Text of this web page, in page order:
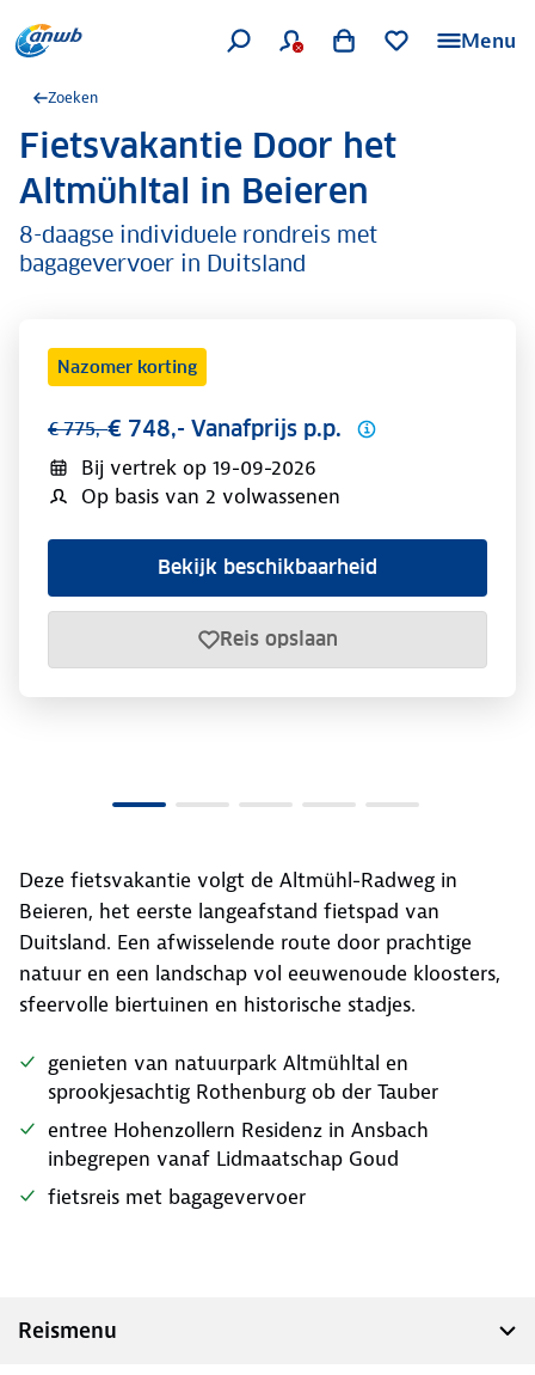
Menu
Zoeken
.Fietsvakantie Door het
Altmühltal in Beieren
8-daagse individuele rondreis met
bagagevervoer in Duitsland
Nazomer korting
€ 775,-€ 748,- Vanafprijs p.p.
Bij vertrek op 19-09-2026
Op basis van 2 volwassenen
Bekijk beschikbaarheid
Reis opslaan
Deze fietsvakantie volgt de Altmühl-Radweg in
Beieren, het eerste langeafstand fietspad van
Duitsland. Een afwisselende route door prachtige
natuur en een landschap vol eeuwenoude kloosters,
sfeervolle biertuinen en historische stadjes.
genieten van natuurpark Altmühltal en
sprookjesachtig Rothenburg ob der Tauber
entree Hohenzollern Residenz in Ansbach
inbegrepen vanaf Lidmaatschap Goud
fietsreis met bagagevervoer
Reismenu